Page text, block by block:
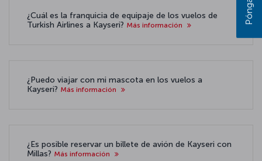
¿Cuál es la franquicia de equipaje de los vuelos de
Turkish Airlines a Kayseri? Más información
¿Puedo viajar con mi mascota en los vuelos a
Kayseri? Más información
¿Es posible reservar un billete de avión de Kayseri con
Millas? Más información